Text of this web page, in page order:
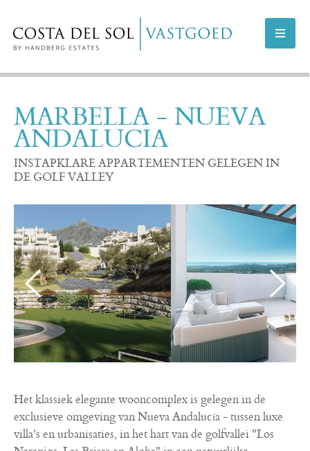
AANBOD MARBELLA
NIEUWBOUWPROJECTEN
VERKOPEN
INFO
OVER ONS
MARBELLA - NUEVA
ANDALUCIA
INSTAPKLARE APPARTEMENTEN GELEGEN IN
DE GOLF VALLEY
Het klassiek elegante wooncomplex is gelegen in de
exclusieve omgeving van Nueva Andalucía - tussen luxe
villa's en urbanisaties, in het hart van de golfvallei "Los